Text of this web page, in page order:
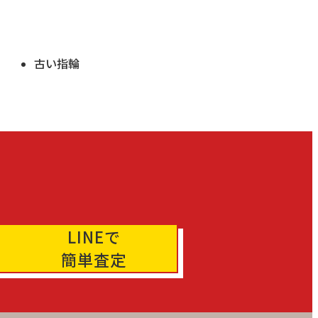
古い指輪
LINEで
簡単査定